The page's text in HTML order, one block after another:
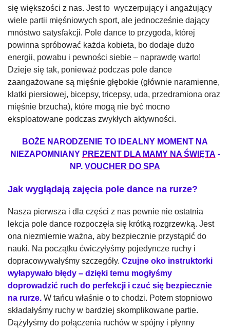
się większości z nas. Jest to wyczerpujący i angażujący
wiele partii mięśniowych sport, ale jednocześnie dający
mnóstwo satysfakcji. Pole dance to przygoda, której
powinna spróbować każda kobieta, bo dodaje dużo
energii, powabu i pewności siebie – naprawdę warto!
Dzieje się tak, ponieważ podczas pole dance
zaangażowane są mięśnie głębokie (głównie naramienne,
klatki piersiowej, bicepsy, tricepsy, uda, przedramiona oraz
mięśnie brzucha), które mogą nie być mocno
eksploatowane podczas zwykłych aktywności.
BOŻE NARODZENIE TO IDEALNY MOMENT NA
NIEZAPOMNIANY PREZENT DLA MAMY NA ŚWIĘTA -
NP. VOUCHER DO SPA
Jak wyglądają zajęcia pole dance na rurze?
Nasza pierwsza i dla części z nas pewnie nie ostatnia
lekcja pole dance rozpoczęła się krótką rozgrzewką. Jest
ona niezmiernie ważna, aby bezpiecznie przystąpić do
nauki. Na początku ćwiczyłyśmy pojedyncze ruchy i
dopracowywałyśmy szczegóły. Czujne oko instruktorki
wyłapywało błędy – dzięki temu mogłyśmy
doprowadzić ruch do perfekcji i czuć się bezpiecznie
na rurze. W tańcu właśnie o to chodzi. Potem stopniowo
składałyśmy ruchy w bardziej skomplikowane partie.
Dążyłyśmy do połączenia ruchów w spójny i płynny